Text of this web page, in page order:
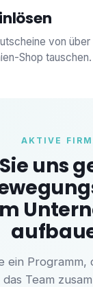
von über
Shop tauschen.
AKTIVE
uns
ein Programm,
Team